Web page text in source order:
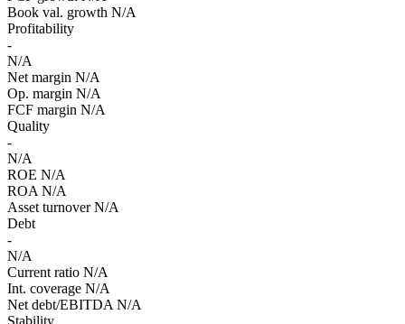
Book val. growth N/A
Profitability
-
N/A
Net margin N/A
Op. margin N/A
FCF margin N/A
Quality
-
N/A
ROE N/A
ROA N/A
Asset turnover N/A
Debt
-
N/A
Current ratio N/A
Int. coverage N/A
Net debt/EBITDA N/A
Stability